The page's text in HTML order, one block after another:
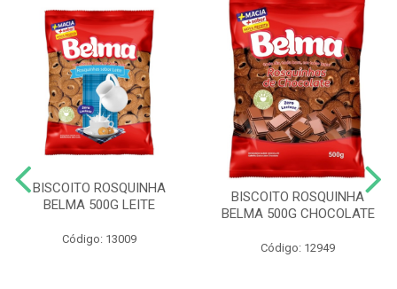
BISCOITO ROSQUINHA
BELMA 500G LEITE
Código: 13009
BISCOITO ROSQUINHA
BELMA 500G CHOCOLATE
Código: 12949